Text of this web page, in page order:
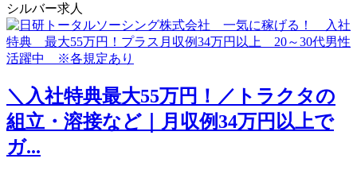
シルバー求人
＼入社特典最大55万円！／トラクタの
組立・溶接など｜月収例34万円以上で
ガ...